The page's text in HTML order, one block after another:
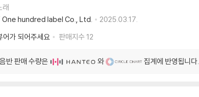
래
One hundred label Co., Ltd.
2025.03.17.
어가 되어주세요
판매지수 12
반 판매 수량은 와 집계에 반영됩니다.